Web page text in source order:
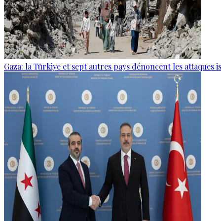
Gaza: la Türkiye et sept autres pays dénoncent les attaques